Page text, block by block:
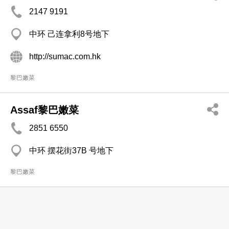
2147 9191
中环 己连拿利8号地下
http://sumac.com.hk
黎巴嫩菜
Assaf黎巴嫩菜
2851 6550
中环 摆花街37B 号地下
黎巴嫩菜